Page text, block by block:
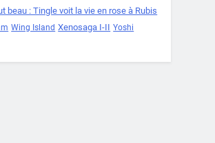
beau : Tingle voit la vie en rose à Rubis
Wing Island Xenosaga I-II Yoshi